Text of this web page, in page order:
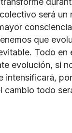
será un
que
Todo en
evolución, si
intensificará,
cambio todo